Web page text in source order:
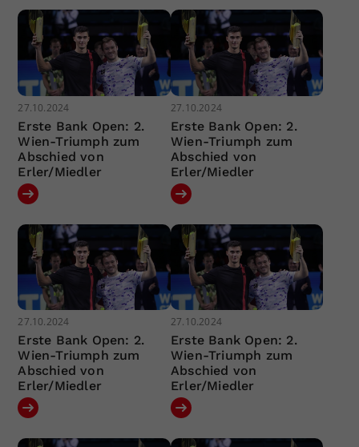
27.10.2024
Erste Bank Open: 2.
Wien-Triumph zum
Abschied von
Erler/Miedler
27.10.2024
Erste Bank Open: 2.
Wien-Triumph zum
Abschied von
Erler/Miedler
27.10.2024
Erste Bank Open: 2.
Wien-Triumph zum
Abschied von
Erler/Miedler
27.10.2024
Erste Bank Open: 2.
Wien-Triumph zum
Abschied von
Erler/Miedler